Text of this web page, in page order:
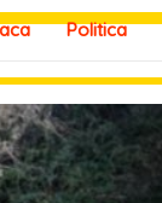
Politica